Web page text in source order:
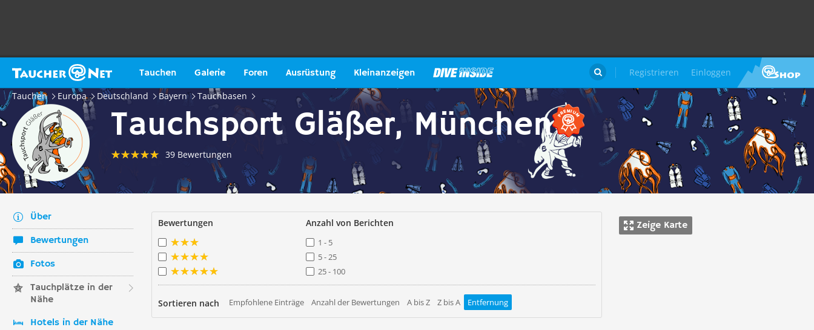
Tauchen Galerie Foren Ausrüstung Kleinanzeigen Registrieren Einloggen

Tauchen Europa Deutschland Bayern Tauchbasen
Tauchsport Gläßer, München
39 Bewertungen
Über
Bewertungen
Fotos
Tauchplätze in der
Nähe
Hotels in der Nähe
Zeige Karte
Bewertungen Anzahl von Berichten
1 - 5
5 - 25
25 - 100
Sortieren nach Empfohlene Einträge Anzahl der Bewertungen A bis Z Z bis A Entfernung